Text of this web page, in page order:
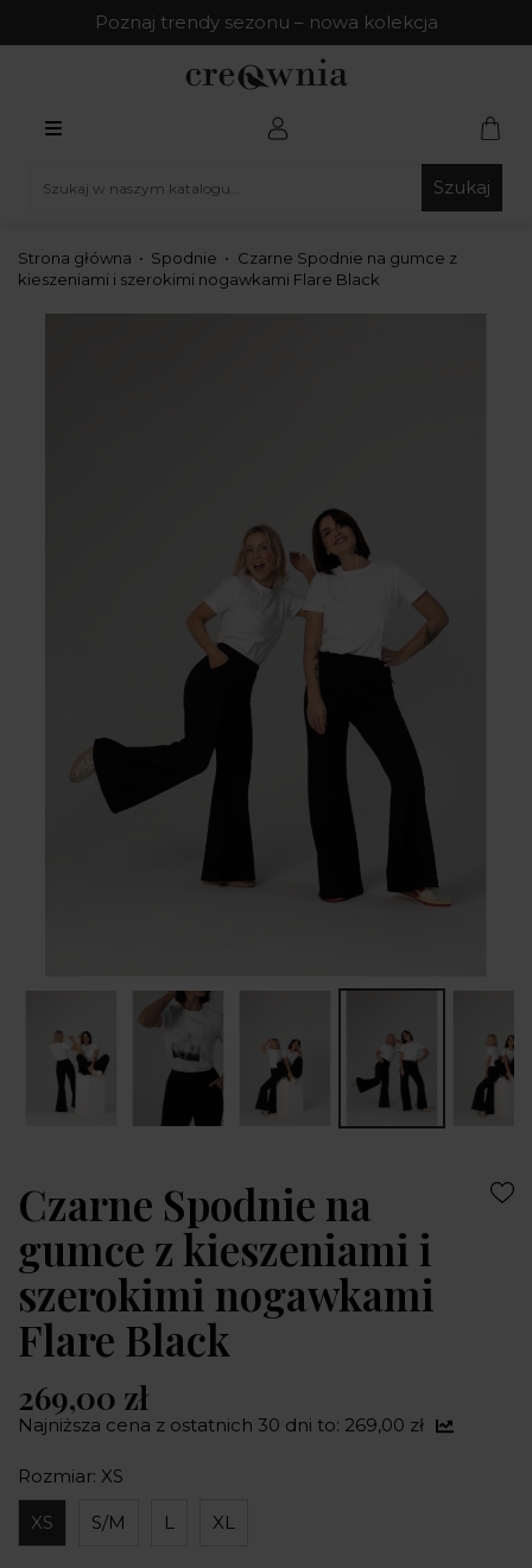
Poznaj trendy sezonu – nowa kolekcja
Szukaj
Strona główna Spodnie
Czarne Spodnie na gumce z
kieszeniami i szerokimi nogawkami Flare Black
Czarne Spodnie na
gumce z kieszeniami i
szerokimi nogawkami
Flare Black
269,00 zł
Najniższa cena z ostatnich 30 dni to: 269,00 zł
Rozmiar: XS
XS S/M L XL